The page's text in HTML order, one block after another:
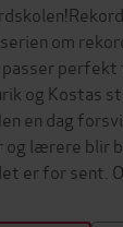
om
og Kostas
en dag
og lærere blir
er for sent.